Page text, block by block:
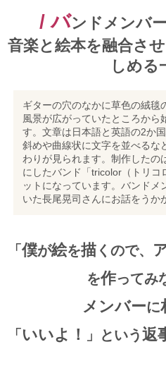
/ バンドメンバ
音楽と絵本を融合さ
しめる
ギターの穴のなかに草色の絨毯
風景が広がっていたところから
す。文章は日本語と英語の2か
斜めや曲線状に文字を並べるな
わりが見られます。制作したの
にしたバンド「tricolor（トリコ
ットになっています。バンドメ
いた長尾晃司さんにお話をうか
「 僕が絵を描 くので、
を作ってみ
メンバーに
「 いいよ！ 」という返